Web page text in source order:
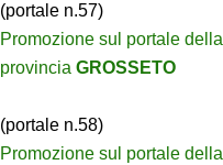
(portale n.57)
Promozione sul portale della
provincia GROSSETO
(portale n.58)
Promozione sul portale della